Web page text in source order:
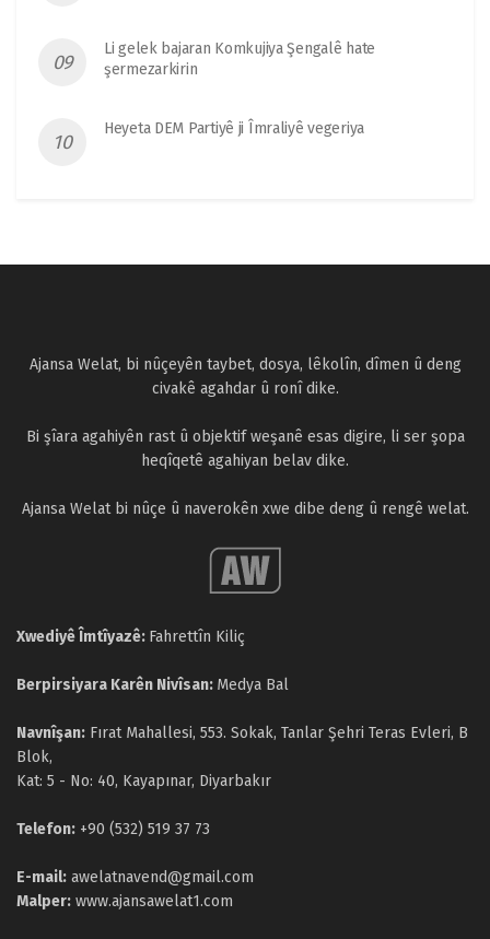
Li gelek bajaran Komkujiya Şengalê hate
şermezarkirin
Heyeta DEM Partiyê ji Îmraliyê vegeriya
Ajansa Welat, bi nûçeyên taybet, dosya, lêkolîn, dîmen û deng
civakê agahdar û ronî dike.
Bi şîara agahiyên rast û objektif weşanê esas digire, li ser şopa
heqîqetê agahiyan belav dike.
Ajansa Welat bi nûçe û naverokên xwe dibe deng û rengê welat.
Xwediyê Îmtîyazê: Fahrettîn Kiliç
Berpirsiyara Karên Nivîsan: Medya Bal
Navnîşan: Fırat Mahallesi, 553. Sokak, Tanlar Şehri Teras Evleri, B
Blok,
Kat: 5 - No: 40, Kayapınar, Diyarbakır
Telefon: +90 (532) 519 37 73
E-mail: awelatnavend@gmail.com
Malper: www.ajansawelat1.com